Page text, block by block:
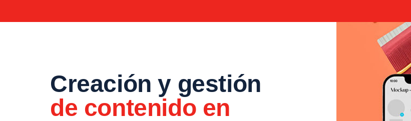
Creación y gestión
de contenido en